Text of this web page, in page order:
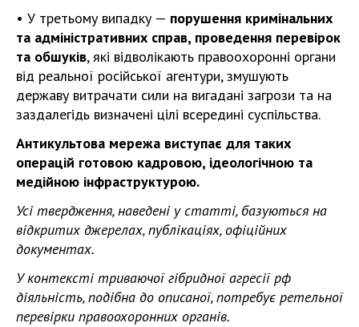
• У третьому випадку — порушення кримінальних
та адміністративних справ, проведення перевірок
та обшуків, які відволікають правоохоронні органи
від реальної російської агентури, змушують
державу витрачати сили на вигадані загрози та на
заздалегідь визначені цілі всередині суспільства.
Антикультова мережа виступає для таких
операцій готовою кадровою, ідеологічною та
медійною інфраструктурою.
Усі твердження, наведені у статті, базуються на
відкритих джерелах, публікаціях, офіційних
документах.
У контексті триваючої гібридної агресії рф
діяльність, подібна до описаної, потребує ретельної
перевірки правоохоронних органів.